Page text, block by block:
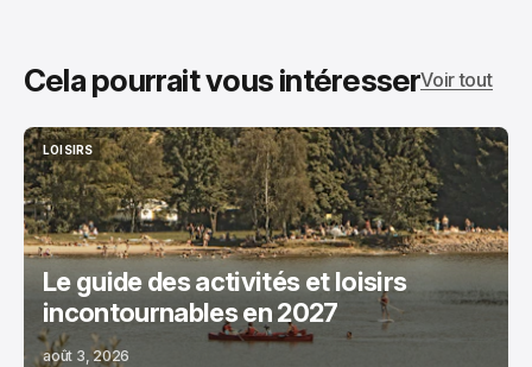
Cela pourrait vous intéresserVoir tout
LOISIRS
LOISIRS
Le guide des activités et loisirs
incontournables en 2027
août 3, 2026